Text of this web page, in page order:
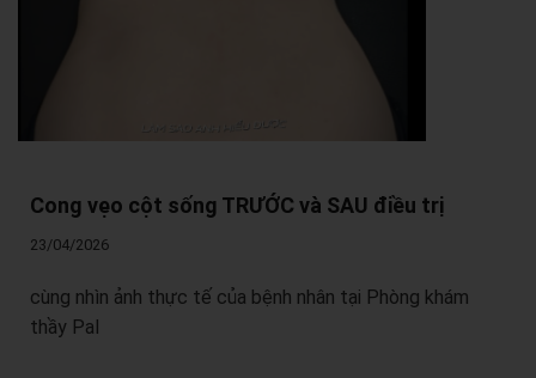
Cong vẹo cột sống TRƯỚC và SAU điều trị
23/04/2026
cùng nhìn ảnh thực tế của bệnh nhân tại Phòng khám
thầy Pal